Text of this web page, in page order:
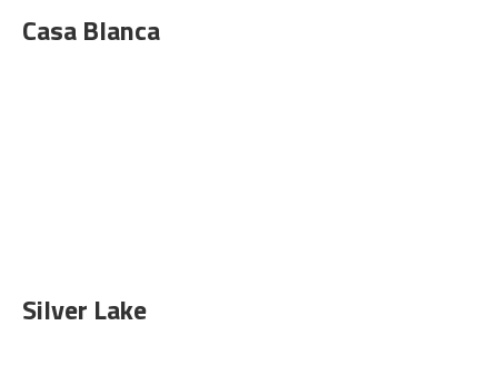
Casa Blanca
Silver Lake